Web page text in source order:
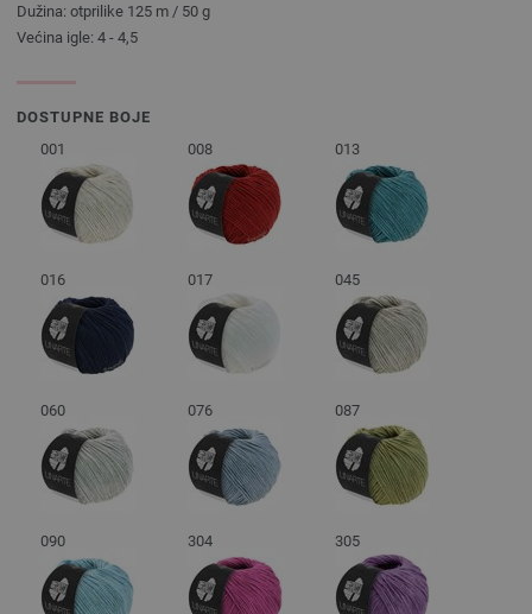
Dužina: otprilike 125 m / 50 g
Većina igle: 4 - 4,5
DOSTUPNE BOJE
001
008 013
016 017 045
060 076 087
090 304 305